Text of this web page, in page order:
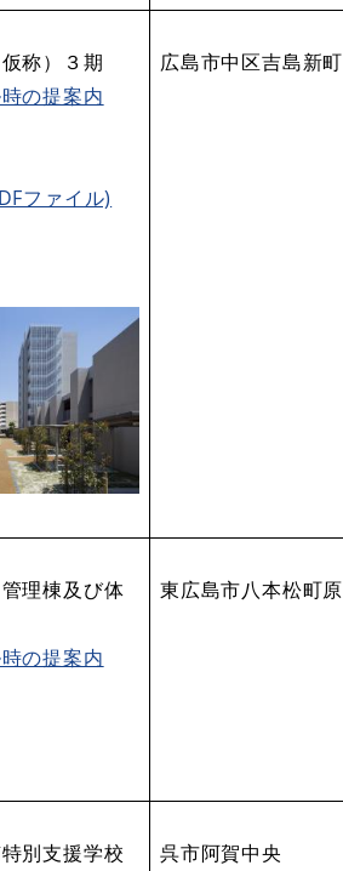
称）３期
の提案内
ファイル)
広島市中区吉島新町
理棟及び体
の提案内
東広島市八本松町原
別支援学校
呉市阿賀中央